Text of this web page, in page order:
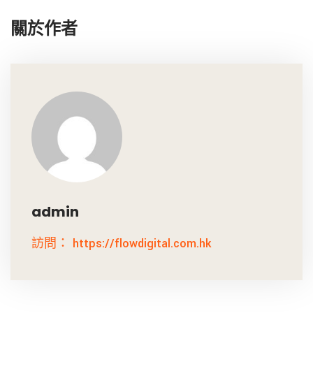
關於作者
admin
訪問： https://flowdigital.com.hk